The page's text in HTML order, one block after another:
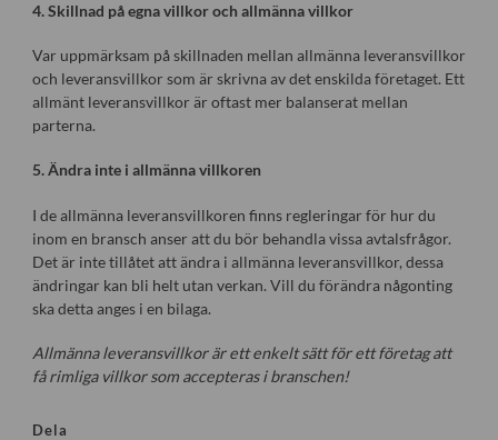
4. Skillnad på egna villkor och allmänna villkor
Var uppmärksam på skillnaden mellan allmänna leveransvillkor
och leveransvillkor som är skrivna av det enskilda företaget. Ett
allmänt leveransvillkor är oftast mer balanserat mellan
parterna.
5. Ändra inte i allmänna villkoren
I de allmänna leveransvillkoren finns regleringar för hur du
inom en bransch anser att du bör behandla vissa avtalsfrågor.
Det är inte tillåtet att ändra i allmänna leveransvillkor, dessa
ändringar kan bli helt utan verkan. Vill du förändra någonting
ska detta anges i en bilaga.
Allmänna leveransvillkor är ett enkelt sätt för ett företag att
få rimliga villkor som accepteras i branschen!
Dela